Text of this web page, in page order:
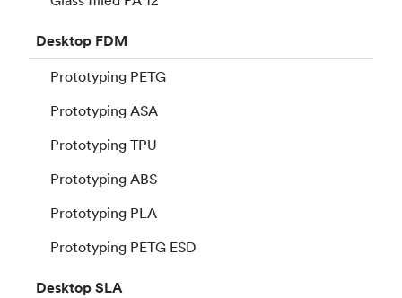
Desktop FDM
Prototyping PETG
Prototyping ASA
Prototyping TPU
Prototyping ABS
Prototyping PLA
Prototyping PETG ESD
DesktopSLA